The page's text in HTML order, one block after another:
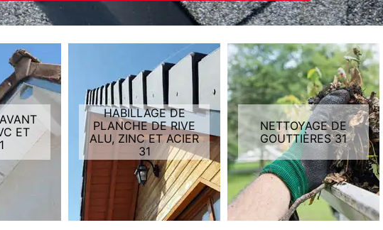
ET
HABILLAGE DE
PLANCHE DE RIVE
ALU, ZINC ET ACIER
31
NETTOYAGE DE
GOUTTIÈRES 31